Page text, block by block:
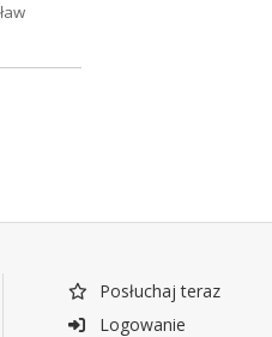
Posłuchaj teraz
Logowanie